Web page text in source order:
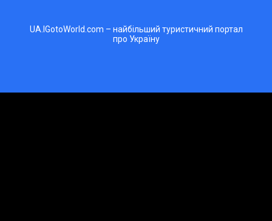
UA.IGotoWorld.com – найбільший туристичний портал
про Україну